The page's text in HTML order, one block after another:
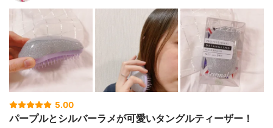
5.00
パープルとシルバーラメが可愛いタングルティーザー！